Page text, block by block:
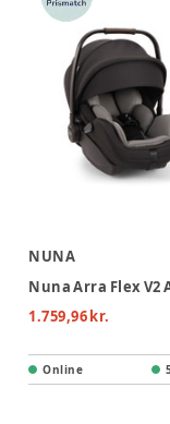
NUNA
1.759,96 kr.
Online